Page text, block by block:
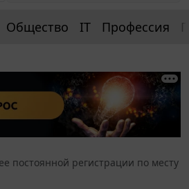
Общество IT Профессия
регистрации по месту